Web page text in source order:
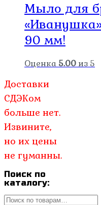
Мыло для
90 мм!
Оценка 5.00 из 5
Доставки
СДЭКом
больше нет.
Извините,
но их цены
не гуманны.
Поиск по
каталогу:
Искать: